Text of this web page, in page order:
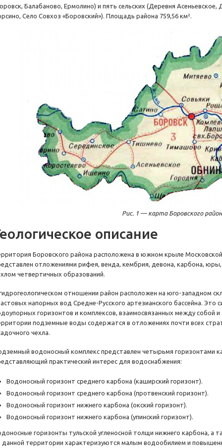
Балабаново, Ермолино) и пять сельских (Деревня
Село Совхоз «Боровский»). Площадь района 759,56 км².
Рис. 1 — карта Боровского
описание
Боровского района расположена в южном крыле
отложениями рифея, венда, кембрия, девона, карбона,
четвертичных образований.
отношении район расположен на юго-западном
напорных вод Средне-Русского артезианского бассейна. Это
горизонтов и комплексов, взаимосвязанных между собой
подземные воды содержатся в отложениях почти всех
чехла.
водоносный комплекс представлен четырьмя горизонтами
практический интерес для водоснабжения:
Водоносный горизонт среднего карбона (каширский горизонт).
Водоносный горизонт среднего карбона (протвенский горизонт).
Водоносный горизонт нижнего карбона (окский горизонт).
Водоносный горизонт нижнего карбона (упинский горизонт).
горизонты тульской угленосной толщи нижнего карбона, а
данной территории характеризуются малым водообилием и